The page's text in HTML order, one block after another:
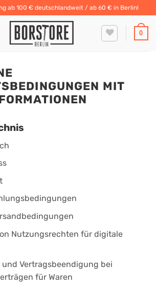
ab 100 € deutschlandweit / ab 60 € in Berlin!
0
MIT
Nutzungsrechten für digitale
Vertragsbeendigung bei
für Waren